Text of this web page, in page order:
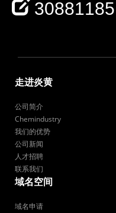
30881185
走进炎黄
公司简介
Chemindustry
我们的优势
公司新闻
人才招聘
联系我们
域名空间
域名申请